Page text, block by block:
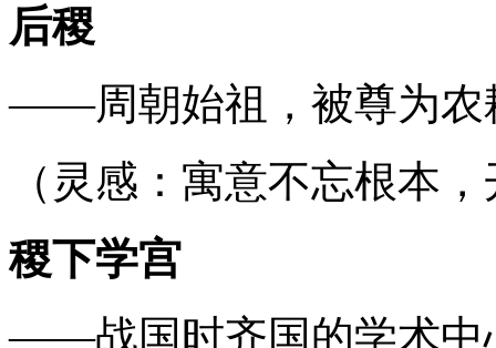
后稷
——周朝始祖，被尊为农
（灵感：寓意不忘根本
稷下学宫
——战国时齐国的学术中